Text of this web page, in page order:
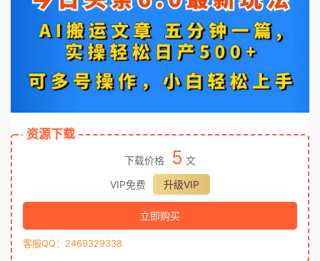
资源下载
下载价格 5 文
VIP免费
升级VIP
立即购买
客服QQ：2469329338